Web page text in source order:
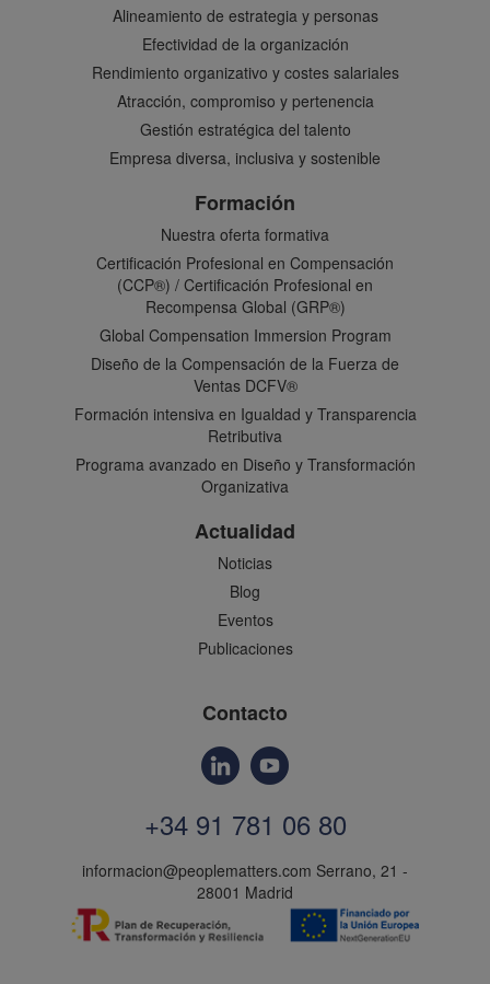
Alineamiento de estrategia y personas
Efectividad de la organización
Rendimiento organizativo y costes salariales
Atracción, compromiso y pertenencia
Gestión estratégica del talento
Empresa diversa, inclusiva y sostenible
Formación
Nuestra oferta formativa
Certificación Profesional en Compensación
(CCP®) / Certificación Profesional en
Recompensa Global (GRP®)
Global Compensation Immersion Program
Diseño de la Compensación de la Fuerza de
Ventas DCFV®
Formación intensiva en Igualdad y Transparencia
Retributiva
Programa avanzado en Diseño y Transformación
Organizativa
Actualidad
Noticias
Blog
Eventos
Publicaciones
Contacto
+34 91 781 06 80
informacion@peoplematters.com Serrano, 21 -
28001 Madrid